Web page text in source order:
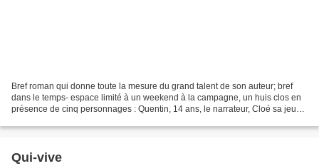
Bref roman qui donne toute la mesure du grand talent de son auteur; bref
dans le temps- espace limité à un weekend à la campagne, un huis clos en
présence de cinq personnages : Quentin, 14 ans, le narrateur, Cloé sa jeune
Qui-vive